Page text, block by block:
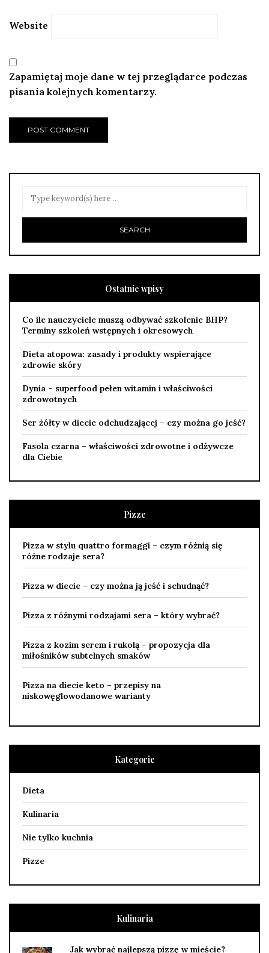
Website
Zapamiętaj moje dane w tej przeglądarce podczas
pisania kolejnych komentarzy.
Ostatnie wpisy
Co ile nauczyciele muszą odbywać szkolenie BHP?
Terminy szkoleń wstępnych i okresowych
Dieta atopowa: zasady i produkty wspierające
zdrowie skóry
Dynia – superfood pełen witamin i właściwości
zdrowotnych
Ser żółty w diecie odchudzającej – czy można go jeść?
Fasola czarna – właściwości zdrowotne i odżywcze
dla Ciebie
Pizze
Pizza w stylu quattro formaggi – czym różnią się
różne rodzaje sera?
Pizza w diecie – czy można ją jeść i schudnąć?
Pizza z różnymi rodzajami sera – który wybrać?
Pizza z kozim serem i rukolą – propozycja dla
miłośników subtelnych smaków
Pizza na diecie keto – przepisy na
niskowęglowodanowe warianty
Kategorie
Dieta
Kulinaria
Nie tylko kuchnia
Pizze
Kulinaria
Jak wybrać najlepszą pizzę w mieście?